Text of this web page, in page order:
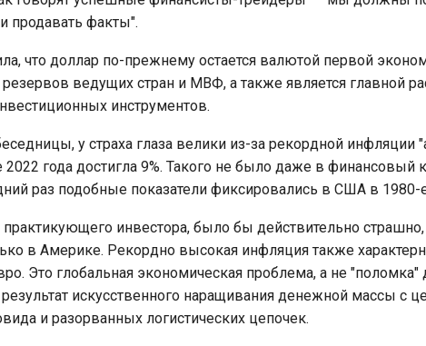
продавать факты".
что доллар по-прежнему остается валютой первой
ведущих стран и МВФ, а также является главной
инструментов.
у страха глаза велики из-за рекордной инфляции
2022 года достигла 9%. Такого не было даже в финансовый
раз подобные показатели фиксировались в США в 1980-
инвестора, было бы действительно
в Америке. Рекордно высокая инфляция также
Это глобальная экономическая проблема, а не "поломка"
искусственного наращивания денежной массы с
и разорванных логистических цепочек.